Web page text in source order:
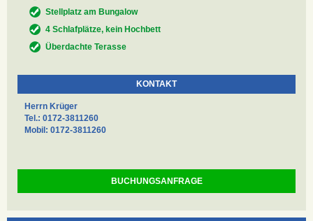
Stellplatz am Bungalow
4 Schlafplätze, kein Hochbett
Überdachte Terasse
KONTAKT
Herrn Krüger
Tel.: 0172-3811260
Mobil: 0172-3811260
BUCHUNGSANFRAGE